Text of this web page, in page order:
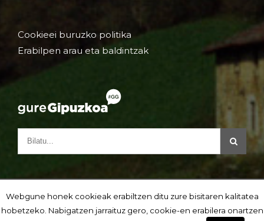
Cookieei buruzko politika
Erabilpen arau eta baldintzak
Webgune honek cookieak erabiltzen ditu zure bisitaren kalitatea
hobetzeko. Nabigatzen jarraituz gero, cookie-en erabilera onartzen